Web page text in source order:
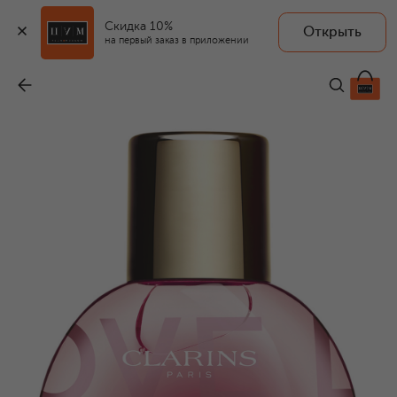
Скидка 10%
на первый заказ в приложении
Открыть
3 550 ₽